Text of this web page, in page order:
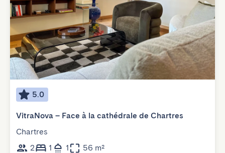
5.0
VitraNova – Face à la cathédrale de Chartres
Chartres
2
1 1 56 m²